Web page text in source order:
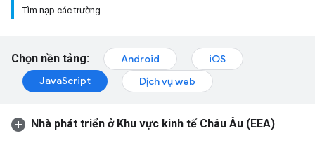
Tìm nạp các trường
Chọn nền tảng: Android
iOS
JavaScript
Dịch vụ web
Nhà phát triển ở Khu vực kinh tế Châu Âu (EEA)